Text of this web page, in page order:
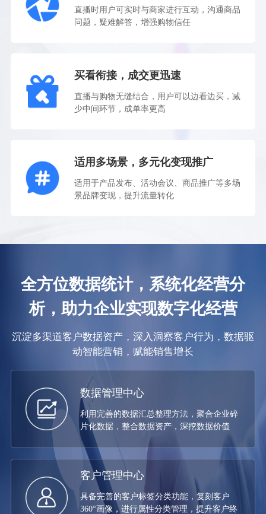
直播时用户可实时与商家进行互动，沟通商品
问题，疑难解答，增强购物信任
买看衔接，成交更迅速
直播与购物无缝结合，用户可以边看边买，减
少中间环节，成单率更高
适用多场景，多元化变现推广
适用于产品发布、活动会议、商品推广等多场
景品牌变现，提升流量转化
全方位数据统计，系统化经营分
析，助力企业实现数字化经营
沉淀多渠道客户数据资产，深入洞察客户行为，数据驱
动智能营销，赋能销售增长
数据管理中心
利用完善的数据汇总整理方法，聚合企业碎
片化数据，整合数据资产，深挖数据价值
客户管理中心
具备完善的客户标签分类功能，复刻客户
360°画像，进行属性分类管理，提升客户终